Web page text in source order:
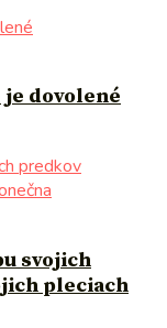
dovolené
svojich
pleciach